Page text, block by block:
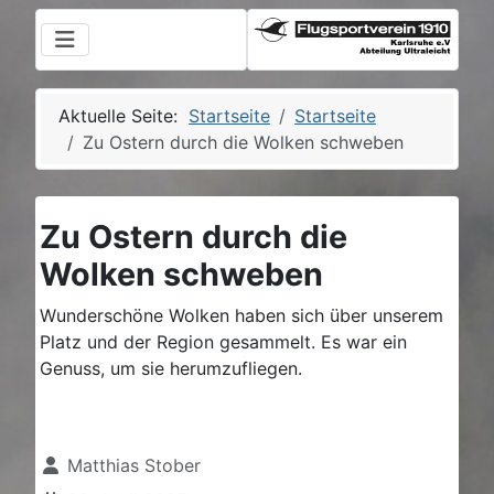
Aktuelle Seite: Startseite
Startseite
Zu Ostern durch die Wolken schweben
Zu Ostern durch die
Wolken schweben
Wunderschöne Wolken haben sich über unserem
Platz und der Region gesammelt. Es war ein
Genuss, um sie herumzufliegen.
DetailsMatthias Stober